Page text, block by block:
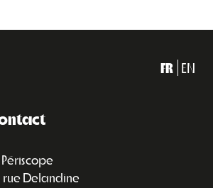
FR EN
Périscope
rue Delandine